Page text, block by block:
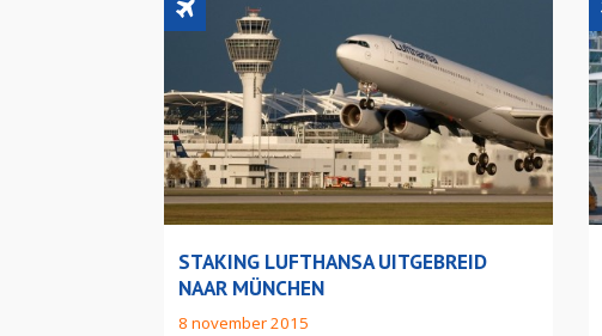
STAKING LUFTHANSA UITGEBREID
NAAR MÜNCHEN
8 november 2015